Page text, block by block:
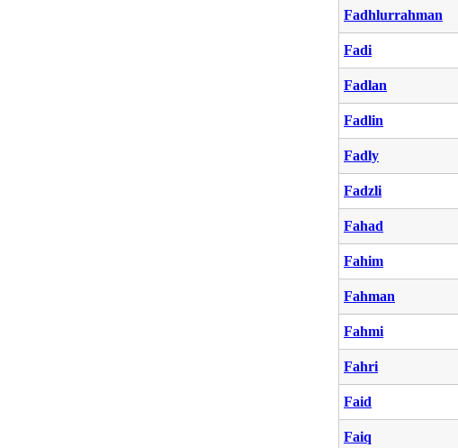
Fadhlurrahman
Fadi
Fadlan
Fadlin
Fadly
Fadzli
Fahad
Fahim
Fahman
Fahmi
Fahri
Faid
Faiq